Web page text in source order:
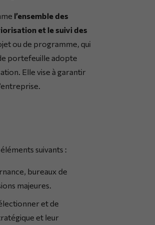
l’ensemble des
et le suivi des
ou de programme, qui
portefeuille adopte
Elle vise à garantir
suivants :
bureaux de
majeures.
et de
et leur